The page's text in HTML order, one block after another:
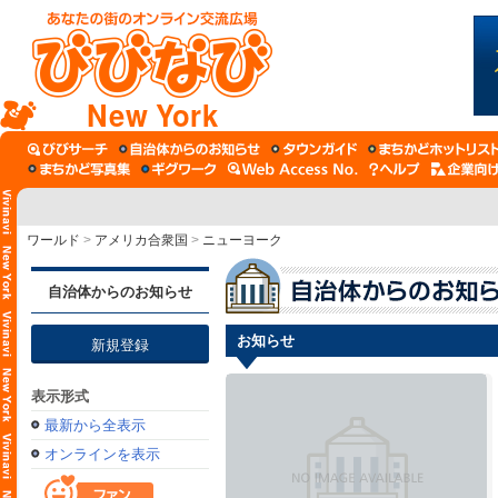
New York
ワールド > アメリカ合衆国 > ニューヨーク
自治体からのお知らせ
新規登録
表示形式
最新から全表示
オンラインを表示
お知らせ